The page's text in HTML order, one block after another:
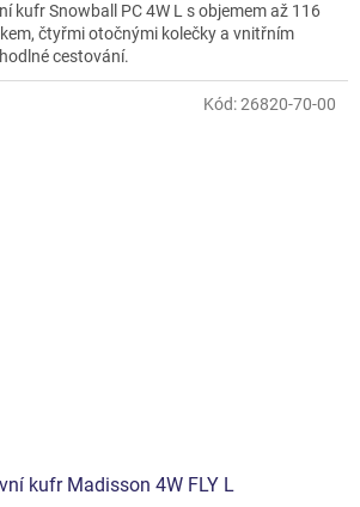
kufr Snowball PC 4W L s objemem až 116
čtyřmi otočnými kolečky a vnitřním
cestování.
kufr Madisson 4W FLY L
Kód:26820-70-00